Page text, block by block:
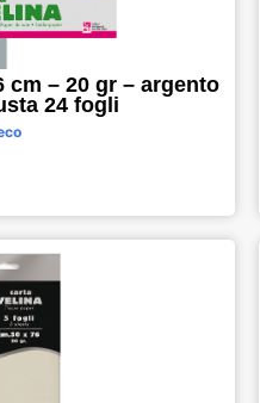
cm – 20 gr – argento
24 fogli